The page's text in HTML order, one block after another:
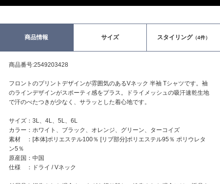
商品情報 サイズ スタイリング（4件）
商品番号:2549203428
フロントのプリントデザインが雰囲気のあるVネック 半袖 Tシャツです。袖
のラインデザインがスポーティ感をプラス。ドライメッシュの吸汗速乾生地
で汗のべたつきが少なく、サラッとした着心地です。
サイズ：3L、4L、5L、6L
カラー：ホワイト、ブラック、オレンジ、グリーン、ターコイズ
素材 ：[本体]ポリエステル100％ [リブ部分]ポリエステル95％ ポリウレタ
ン5％
原産国：中国
仕様 ：ドライ / Vネック